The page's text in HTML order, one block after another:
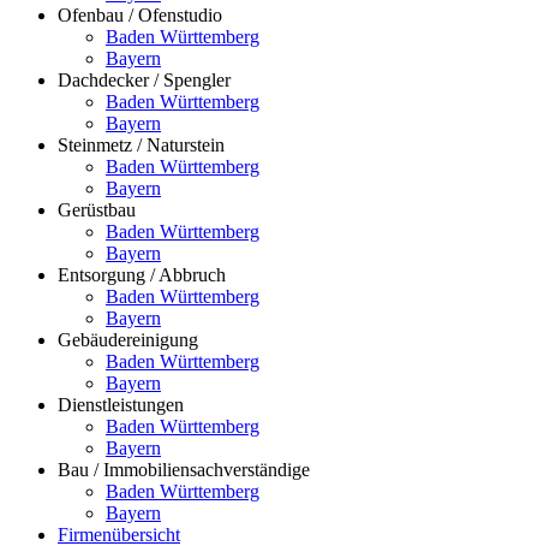
Ofenbau / Ofenstudio
Baden Württemberg
Bayern
Dachdecker / Spengler
Baden Württemberg
Bayern
Steinmetz / Naturstein
Baden Württemberg
Bayern
Gerüstbau
Baden Württemberg
Bayern
Entsorgung / Abbruch
Baden Württemberg
Bayern
Gebäudereinigung
Baden Württemberg
Bayern
Dienstleistungen
Baden Württemberg
Bayern
Bau / Immobiliensachverständige
Baden Württemberg
Bayern
Firmenübersicht